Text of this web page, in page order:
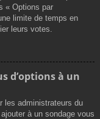
« Options par
limite de temps en
leurs votes.
d’options à un
les administrateurs du
à un sondage vous